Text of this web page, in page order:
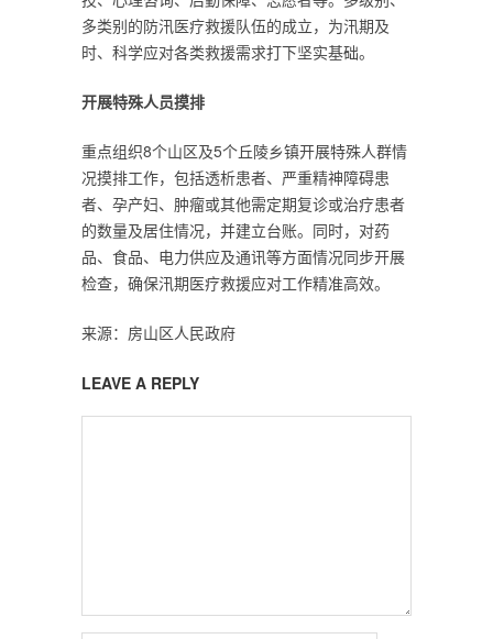
多类别的防汛医疗救援队伍的成立，为汛期及
时、科学应对各类救援需求打下坚实基础。
开展特殊人员摸排
重点组织8个山区及5个丘陵乡镇开展特殊人群情
况摸排工作，包括透析患者、严重精神障碍患
者、孕产妇、肿瘤或其他需定期复诊或治疗患者
的数量及居住情况，并建立台账。同时，对药
品、食品、电力供应及通讯等方面情况同步开展
检查，确保汛期医疗救援应对工作精准高效。
来源：房山区人民政府
LEAVE A REPLY